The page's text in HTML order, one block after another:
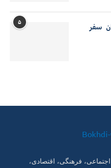
۵
سفر
فرهنگی، اقتصادی،